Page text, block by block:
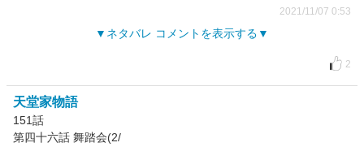
2021/11/07 0:53
ネタバレ コメントを表示する
2
天堂家物語
151話
第四十六話 舞踏会(2/